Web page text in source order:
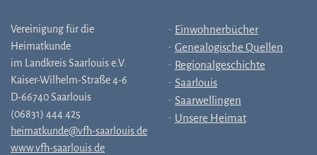
Vereinigung für die
Heimatkunde
im Landkreis Saarlouis e.V.
Kaiser-Wilhelm-Straße 4-6
D-66740 Saarlouis
(06831) 444 425
heimatkunde@vfh-saarlouis.de
www.vfh-saarlouis.de
Einwohnerbücher
Genealogische Quellen
Regionalgeschichte
Saarlouis
Saarwellingen
Unsere Heimat